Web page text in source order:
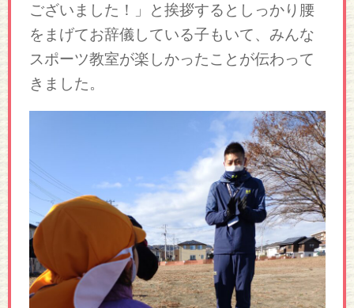
ございました！」と挨拶するとしっかり腰
をまげてお辞儀している子もいて、みんな
スポーツ教室が楽しかったことが伝わって
きました。